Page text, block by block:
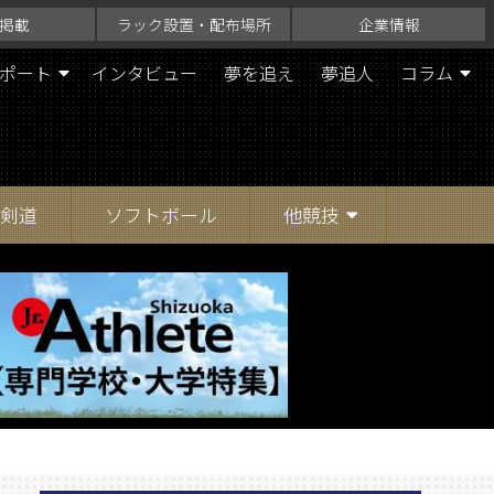
載 ラック設置・配布場所 企業情報
ート インタビュー 夢を追え 夢追人 コラム
剣道 ソフトボール 他競技